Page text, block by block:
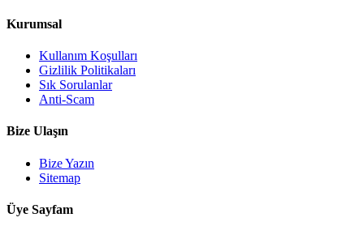
Kurumsal
Kullanım Koşulları
Gizlilik Politikaları
Sık Sorulanlar
Anti-Scam
Bize Ulaşın
Bize Yazın
Sitemap
Üye Sayfam